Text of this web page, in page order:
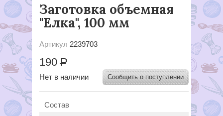
Заготовка объемная
"Елка", 100 мм
Артикул 2239703
190Р
Нет в наличии Сообщить о поступлении
Состав